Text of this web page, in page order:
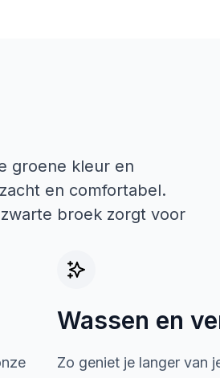
groene kleur en
en comfortabel.
broek zorgt voor
Wassen en
Zo geniet je langer van